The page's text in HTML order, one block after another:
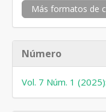
Más formatos de
Número
Vol. 7 Núm. 1